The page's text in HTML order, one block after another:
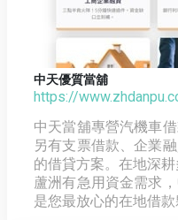
中天優質當舖
https://
中天當舖專營汽機車
另有支票借款、企業
的借貸方案。在地深
蘆洲有急用資金需求
是您最放心的在地借款